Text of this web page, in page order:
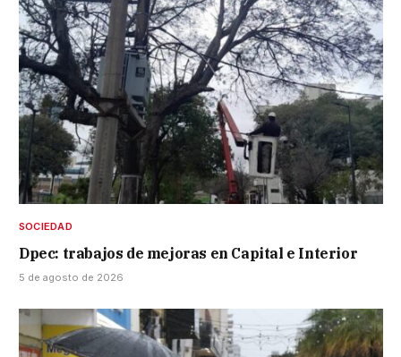
SOCIEDAD
Dpec: trabajos de mejoras en Capital e Interior
5 de agosto de 2026